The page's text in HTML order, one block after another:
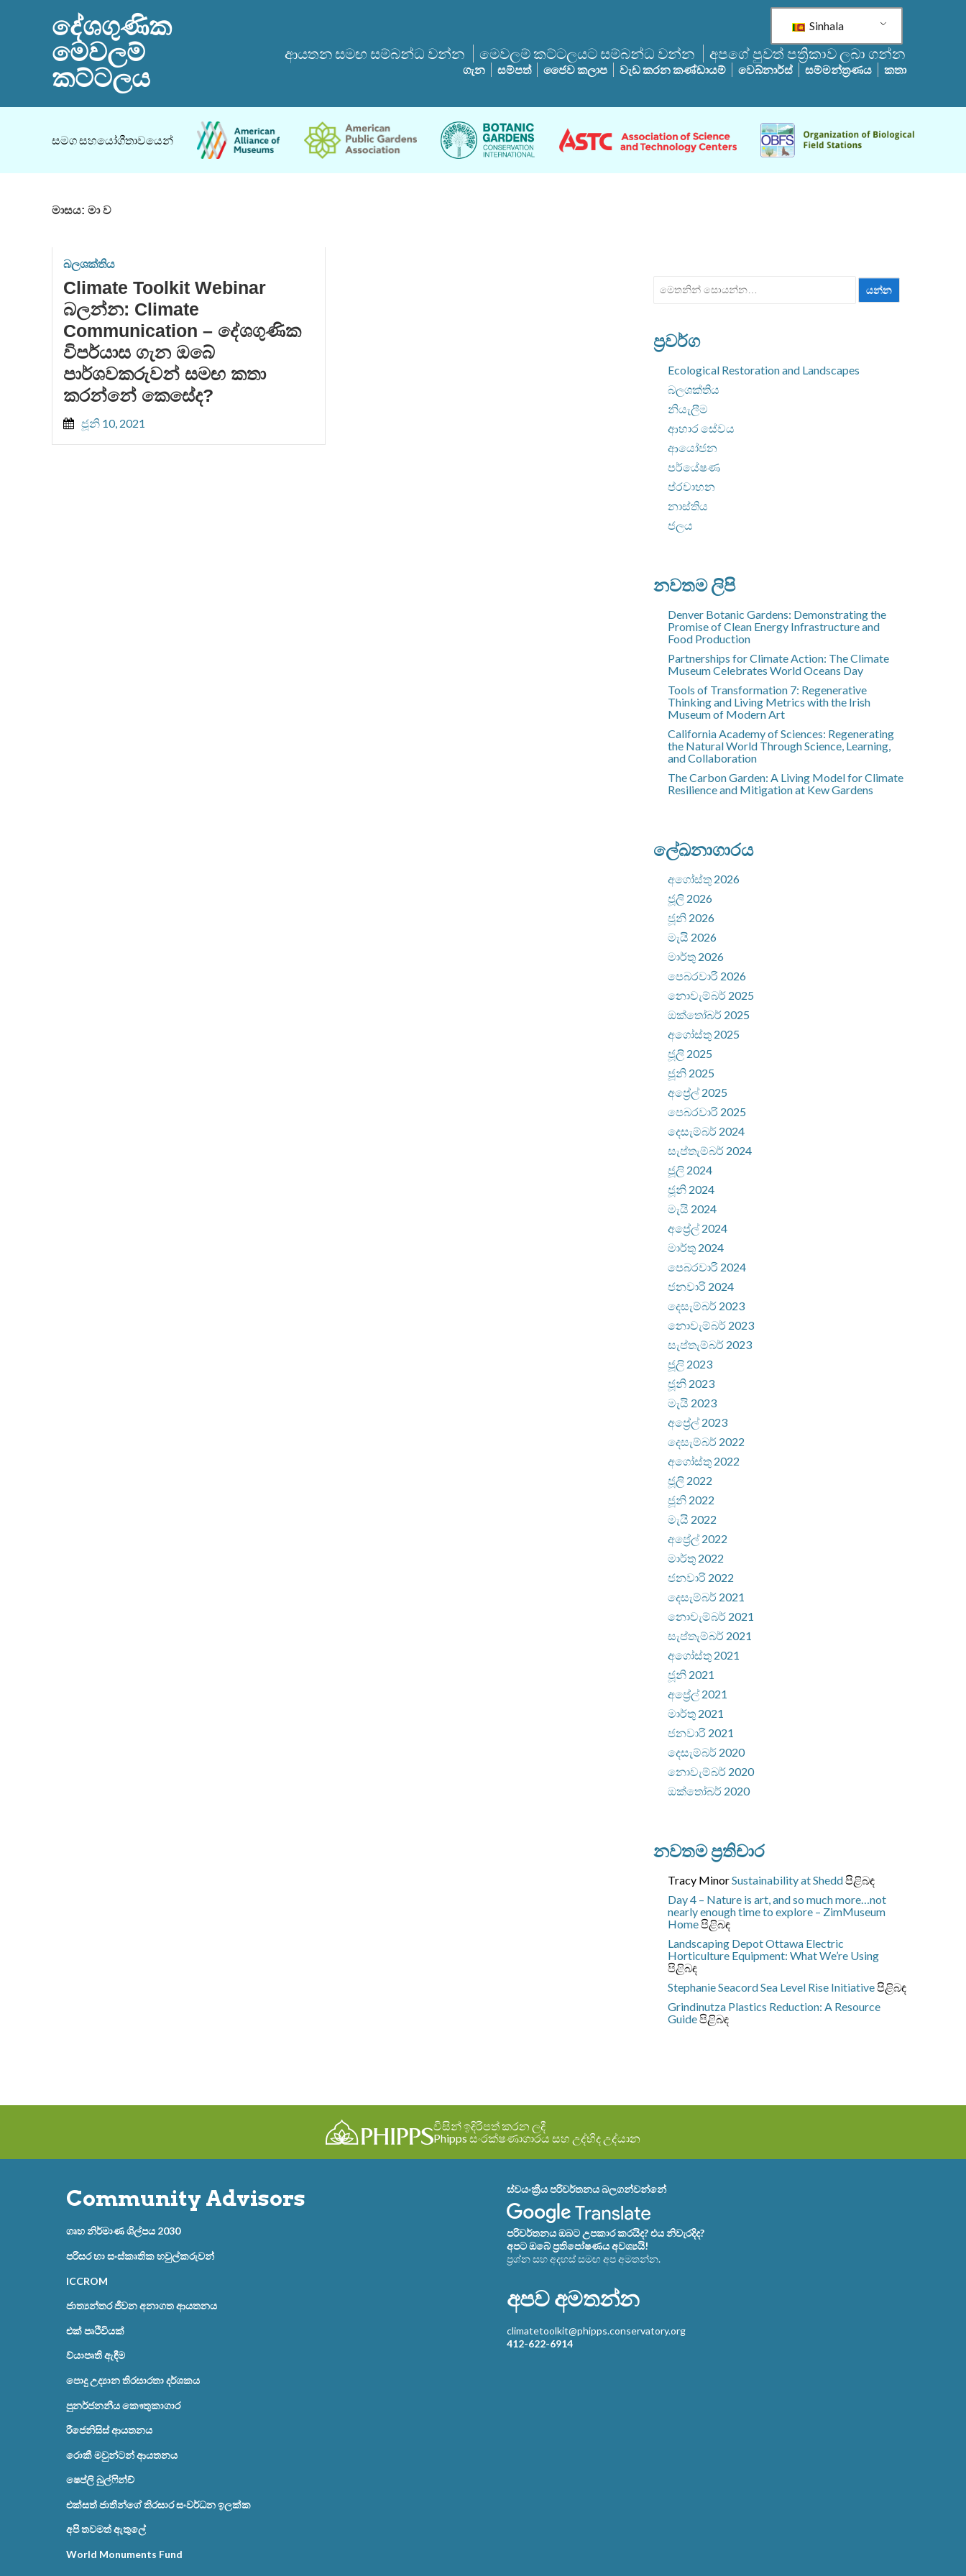
දේශගුණික
මෙවලම්
කට්ටලය
Sinhala
ආයතන සමඟ සම්බන්ධ වන්න මෙවලම් කට්ටලයට සම්බන්ධ වන්න අපගේ පුවත් පත්‍රිකාව ලබා ගන්න
ගැන සම්පත් ජෛව කලාප වැඩ කරන කණ්ඩායම් වෙබ්නාර්ස් සම්මන්ත්‍රණය කතා
සමග සහයෝගීතාවයෙන්
මාසය: මා ව
බලශක්තිය
Climate Toolkit Webinar
බලන්න: Climate
Communication – දේශගුණික
විපර්යාස ගැන ඔබේ
පාර්ශවකරුවන් සමඟ කතා
කරන්නේ කෙසේද?
ජූනි 10, 2021
ඒ
ප්‍රවර්ග
Ecological Restoration and Landscapes
බලශක්තිය
නියැලීම
ආහාර සේවය
ආයෝජන
පර්යේෂණ
ප්රවාහන
නාස්තිය
ජලය
නවතම ලිපි
Denver Botanic Gardens: Demonstrating the
Promise of Clean Energy Infrastructure and
Food Production
Partnerships for Climate Action: The Climate
Museum Celebrates World Oceans Day
Tools of Transformation 7: Regenerative
Thinking and Living Metrics with the Irish
Museum of Modern Art
California Academy of Sciences: Regenerating
the Natural World Through Science, Learning,
and Collaboration
The Carbon Garden: A Living Model for Climate
Resilience and Mitigation at Kew Gardens
ලේඛනාගාරය
අගෝස්තු 2026
ජූලි 2026
ජූනි 2026
මැයි 2026
මාර්තු 2026
පෙබරවාරි 2026
නොවැම්බර් 2025
ඔක්තෝබර් 2025
අගෝස්තු 2025
ජූලි 2025
ජූනි 2025
අප්‍රේල් 2025
පෙබරවාරි 2025
දෙසැම්බර් 2024
සැප්තැම්බර් 2024
ජූලි 2024
ජූනි 2024
මැයි 2024
අප්‍රේල් 2024
මාර්තු 2024
පෙබරවාරි 2024
ජනවාරි 2024
දෙසැම්බර් 2023
නොවැම්බර් 2023
සැප්තැම්බර් 2023
ජූලි 2023
ජූනි 2023
මැයි 2023
අප්‍රේල් 2023
දෙසැම්බර් 2022
අගෝස්තු 2022
ජූලි 2022
ජූනි 2022
මැයි 2022
අප්‍රේල් 2022
මාර්තු 2022
ජනවාරි 2022
දෙසැම්බර් 2021
නොවැම්බර් 2021
සැප්තැම්බර් 2021
අගෝස්තු 2021
ජූනි 2021
අප්‍රේල් 2021
මාර්තු 2021
ජනවාරි 2021
දෙසැම්බර් 2020
නොවැම්බර් 2020
ඔක්තෝබර් 2020
නවතම ප්‍රතිචාර
Tracy MinorSustainability at Sheddපිළිබඳ
Day 4 – Nature is art, and so much more…not
nearly enough time to explore – ZimMuseum
Homeපිළිබඳ
Landscaping Depot Ottawa Electric
Horticulture Equipment: What We’re Using
පිළිබඳ
Stephanie SeacordSea Level Rise Initiativeපිළිබඳ
Grindinutza Plastics Reduction: A Resource
Guideපිළිබඳ
විසින් ඉදිරිපත් කරන ලදී
Phipps සංරක්ෂණාගාරය සහ උද්භිද උද්යාන
Community Advisors
ගෘහ නිර්මාණ ශිල්පය 2030
පරිසර හා සංස්කෘතික හවුල්කරුවන්
ICCROM
ජාත්‍යන්තර ජීවන අනාගත ආයතනය
එක් පෘථිවියක්
ව්යාපෘති ඇඳීම
පොදු උද්‍යාන තිරසාරතා දර්ශකය
පුනර්ජනනීය කෞතුකාගාර
රීජෙනිසිස් ආයතනය
රොකී මවුන්ටන් ආයතනය
ෂෙප්ලි බුල්ෆින්ච්
එක්සත් ජාතීන්ගේ තිරසාර සංවර්ධන ඉලක්ක
අපි තවමත් ඇතුලේ
World Monuments Fund
ස්වයංක්‍රීය පරිවර්තනය බලගන්වන්නේ
පරිවර්තනය ඔබට උපකාර කරයිද? එය නිවැරදිද?
අපට ඔබේ ප්‍රතිපෝෂණය අවශ්‍යයි!
ප්‍රශ්න සහ අදහස් සමඟ අප අමතන්න.
අපව අමතන්න
climatetoolkit@phipps.conservatory.org
412-622-6914